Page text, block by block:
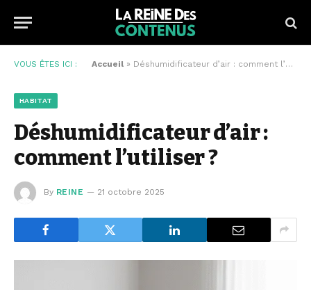
VOUS ÊTES ICI : Accueil » Déshumidificateur d’air : comment l’utiliser ?
HABITAT
Déshumidificateur d’air :
comment l’utiliser ?
By REINE 21 octobre 2025